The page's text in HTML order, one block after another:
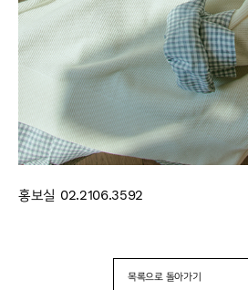
홍보실 02.2106.3592
목록으로 돌아가기